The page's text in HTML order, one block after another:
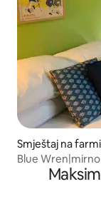
Smještaj na
Blue